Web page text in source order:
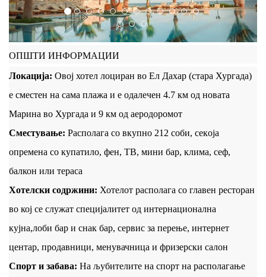
ОПШТИ ИНФОРМАЦИИ
Локација: Овој хотел лоциран во Ел Дахар (стара Хургада)
е сместен на сама плажа и е одалечен 4.7 км од новата
Марина во Хургада и 9 км од аеродоромот
Сместување: Располага со вкупно 212 соби, секoја
опремена со купатило, фен, ТВ, мини бар, клима, сеф,
балкон или тераса
Хотелски содржини: Хотелот располага со главен ресторан
во кој се служат специјалитет од интернационална
кујна,лоби бар и снак бар, сервис за перење, интернет
центар, продавници, менувачница и фризерски салон
Спорт и забава: На љубителите на спорт на располагање